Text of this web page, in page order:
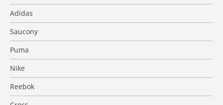
Adidas
Saucony
Puma
Nike
Reebok